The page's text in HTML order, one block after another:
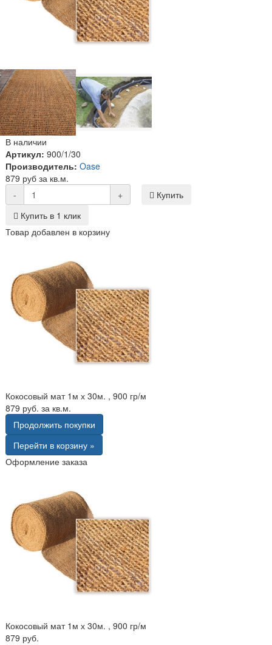
В наличии
Артикул: 900/1/30
Производитель: Oase
879 руб за кв.м.
-
+
Купить
Купить в 1 клик
Товар добавлен в корзину
Кокосовый мат 1м х 30м. , 900 гр/м
879 руб. за кв.м.
Продолжить покупки
Перейти в корзину »
Оформление заказа
Кокосовый мат 1м х 30м. , 900 гр/м
879 руб.